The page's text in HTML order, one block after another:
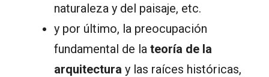
naturaleza y del paisaje, etc.
y por último, la preocupación
fundamental de la teoría de la
arquitectura y las raíces históricas,